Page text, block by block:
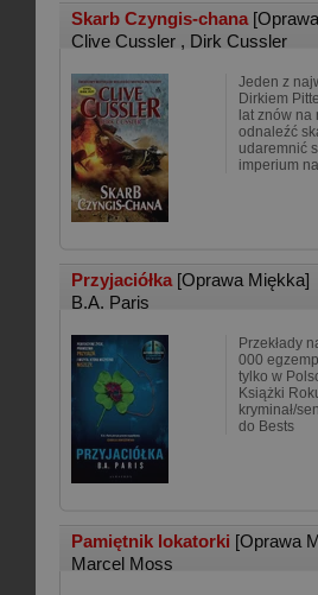
Skarb Czyngis-chana
Clive Cussler , Dirk Cussler
Jeden z
Dirkiem
lat znów na
odnaleźć
udaremnić
imperium
Przyjaciółka [Oprawa Miękka]
B.A. Paris
Przekłady
000
tylko w
Książki
kryminał/
do Bests
Pamiętnik lokatorki [Oprawa
Marcel Moss